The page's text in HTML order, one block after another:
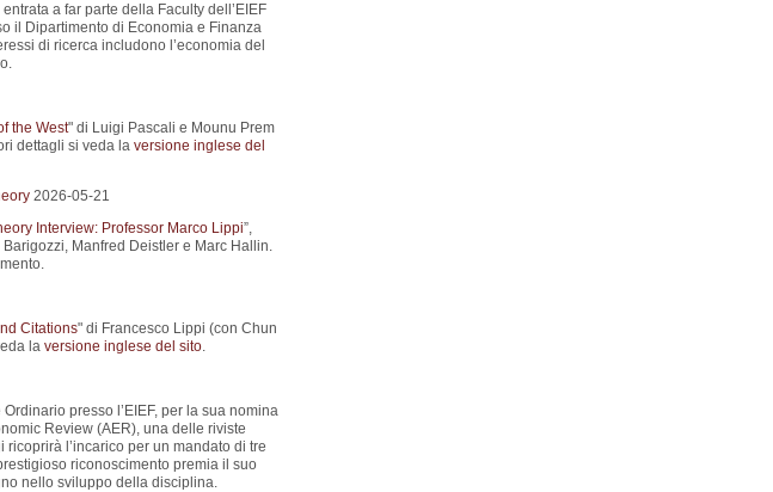
entrata a far parte della Faculty dell’EIEF
il Dipartimento di Economia e Finanza
di ricerca includono l’economia del
the West" di Luigi Pascali e Mounu Prem
dettagli si veda la versione inglese del
2026-05-21
Interview: Professor Marco Lippi”,
Manfred Deistler e Marc Hallin.
Citations" di Francesco Lippi (con Chun
la versione inglese del sito.
presso l’EIEF, per la sua nomina
Review (AER), una delle riviste
l’incarico per un mandato di tre
riconoscimento premia il suo
nello sviluppo della disciplina.